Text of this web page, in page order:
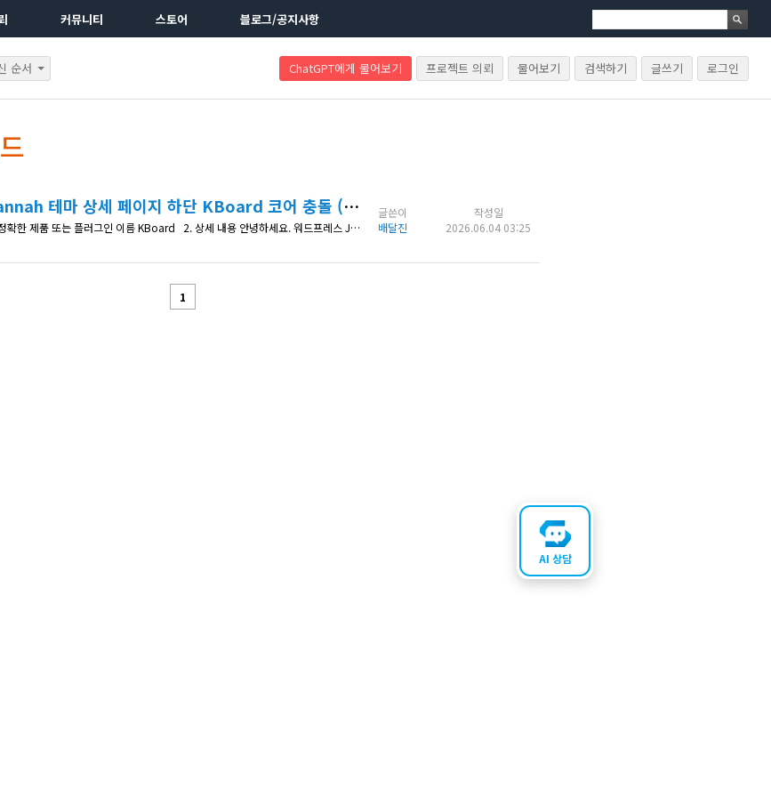
커뮤니티 스토어 블로그/공지사항
순서 ChatGPT에게 물어보기 프로젝트 의뢰 물어보기 검색하기 글쓰기 로그인
Jannah 테마 상세 페이지 하단 KBoard 코어 충돌 (치명적인 오류)
1. 정확한 제품 또는 플러그인 이름 KBoard 2. 상세 내용 안녕하세요. 워드프레스 Jannah 테마 환경에서 KBoard 게시판(최신 버전 6.7.1)을 사용 중입니다. 특정 게시판(id=8)의 상세 페이지(document.php)에 진입하면, 상단 메뉴와 본문 데이터(가격 등 확장 옵션)까지는 완벽하게 화면에 출력되지만, 본문 바로 아랫부분부터 테마의 하단 푸터 영역까지 넘어가는 과정에서 "이 웹사이트에
글쓴이
배달진
작성일
2026.06.04 03:25
1
AI 상담